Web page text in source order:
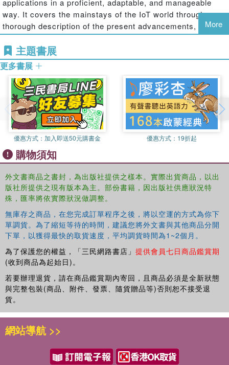
applications in a proficient, adaptable, and manageable
way. It covers the mainstays of the IoT world through a
thorough description of the present advancements,
systems, and structures.
This book:
Discusses algorithms and design methodologies for the
implementation of HMI based IoT systems.
Covers real-time utility of IoT-based devices and systems.
Provides human-machine interactive technologies and smart
applications using IoT.
Covers cyber-physical systems and IoT in HMI, using a blend of
theoretical knowledge with a practical approach.
It also covers important concepts including smart grid and
energy consumption monitoring, smart vehicular and
transportation systems, smart home automation,
automatic identification systems, supervisory control and
data acquisition systems, designing and integrating
heterogeneous Human-Machine interactions, virtual and
augmented reality, natural language processing, computer
vision, and automatic speech recognition.
This text will be useful for senior undergraduate, graduate
students, and academic researchers in areas including
electrical, electronics, and communications engineering,
as well as computer science.
More
主題書展
更多書展
優惠方式： 加入即送50元購書金 優惠方式： 19折起
購物須知
外文書商品之書封，為出版社提供之樣本。實際出貨商品，以出
版社所提供之現有版本為主。部份書籍，因出版社供應狀況特
殊，匯率將依實際狀況做調整。
無庫存之商品，在您完成訂單程序之後，將以空運的方式為你下
單調貨。為了縮短等待的時間，建議您將外文書與其他商品分開
下單，以獲得最快的取貨速度，平均調貨時間為1~2個月。
為了保護您的權益，「三民網路書店」 提供會員七日商品鑑賞期
(收到商品為起始日)。
若要辦理退貨，請在商品鑑賞期內寄回，且商品必須是全新狀態
與完整包裝(商品、附件、發票、隨貨贈品等)否則恕不接受退
貨。
網站導航 >>